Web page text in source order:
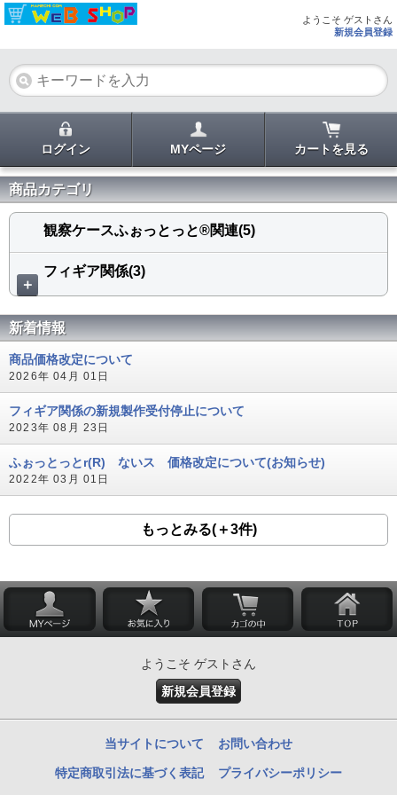
ようこそ ゲストさん
新規会員登録
ログイン MYページ カートを見る
商品カテゴリ
観察ケースふぉっとっと®関連(5)
＋
フィギア関係(3)
新着情報
商品価格改定について
2026年 04月 01日
フィギア関係の新規製作受付停止について
2023年 08月 23日
ふぉっとっとr(R) ないス 価格改定について(お知らせ)
2022年 03月 01日
もっとみる(＋3件)
ようこそ ゲストさん
新規会員登録
当サイトについて お問い合わせ
特定商取引法に基づく表記 プライバシーポリシー